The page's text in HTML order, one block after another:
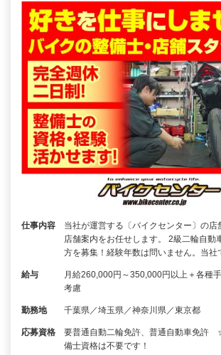
仕事内容
当社が運営する〔バイクセンター〕の店
店舗案内をお任せします。 2級二輪自動
方を募集！経験年数は問いません。当
給与
月給260,000円～350,000円以上＋各
考慮
勤務地 千葉県／埼玉県／神奈川県／東京都
応募資格
要普通自動二輪免許、普通自動車免許
備士資格は不要です！